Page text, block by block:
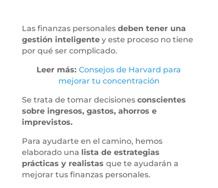
Las finanzas personales deben tener una
gestión inteligentey este proceso no tiene
por qué ser complicado.
Leer más:Consejos de Harvard para
mejorar tu concentración
Se trata de tomar decisiones conscientes
sobre ingresos, gastos, ahorros e
imprevistos.
Para ayudarte en el camino, hemos
elaborado una lista de estrategias
prácticas y realistas que te ayudarán a
mejorar tus finanzas personales.